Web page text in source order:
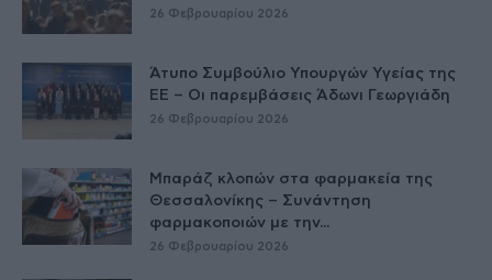
26 Φεβρουαρίου 2026
Άτυπο Συμβούλιο Υπουργών Υγείας της
ΕE – Οι παρεμβάσεις Άδωνι Γεωργιάδη
26 Φεβρουαρίου 2026
Μπαράζ κλοπών στα φαρμακεία της
Θεσσαλονίκης – Συνάντηση
φαρμακοποιών με την...
26 Φεβρουαρίου 2026